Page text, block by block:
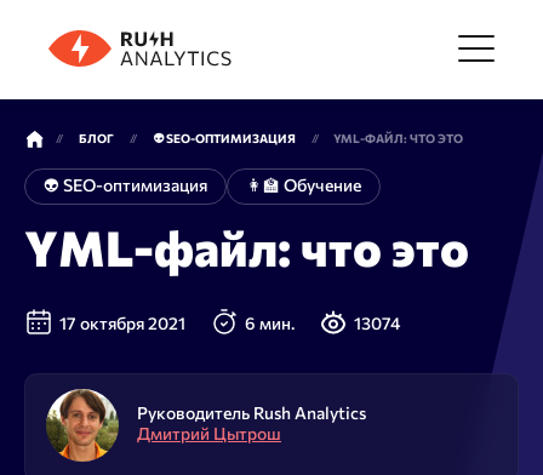
Меню
Инструменты
Цены
О компании
БЛОГ 👽 SEO-ОПТИМИЗАЦИЯ YML-ФАЙЛ: ЧТО ЭТО
👽 SEO-оптимизация 👩‍🏫 Обучение
YML-файл: что это
17 октября 2021 6 мин. 13074
Руководитель Rush Analytics
Дмитрий Цытрош